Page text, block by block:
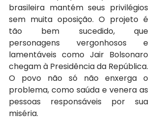
brasileira mantém seus privilégios
sem muita oposição. O projeto é
tão bem sucedido, que
personagens vergonhosos e
lamentáveis como Jair Bolsonaro
chegam à Presidência da República.
O povo não só não enxerga o
problema, como saúda e venera as
pessoas responsáveis por sua
miséria.